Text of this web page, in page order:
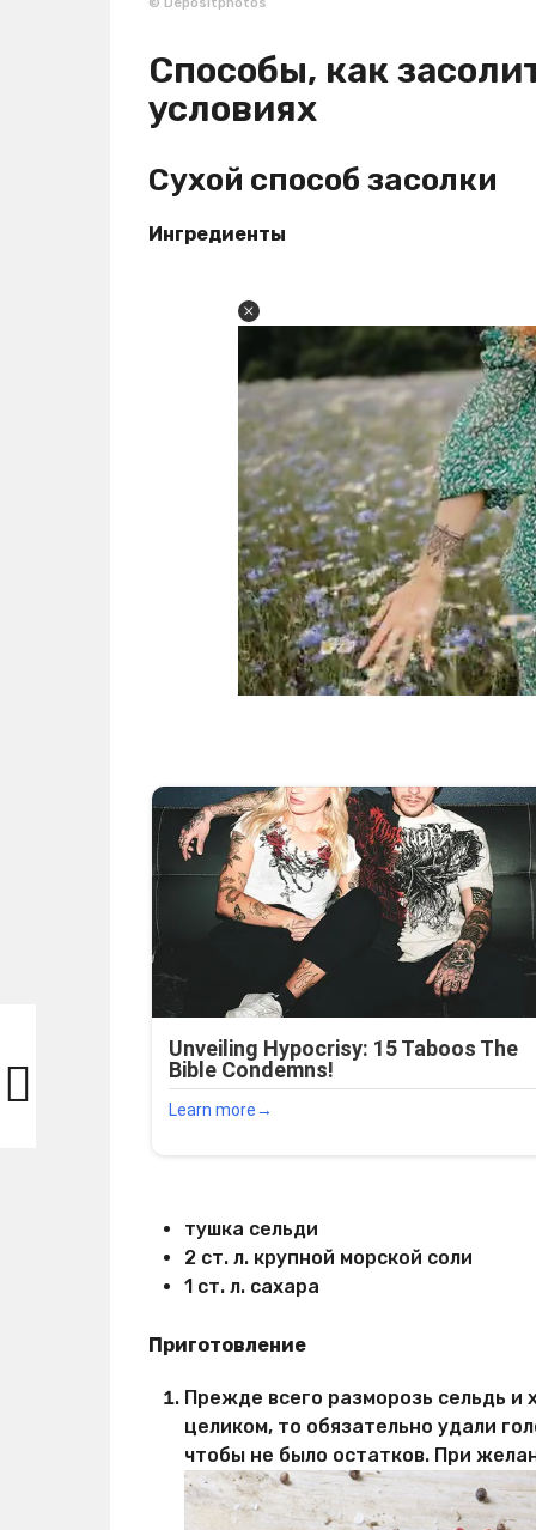
Способы, как
условиях
Сухой способ засолки
Ингредиенты
тушка сельди
2 ст. л. крупной морской соли
1 ст. л. сахара
Приготовление
Прежде всего разморозь сельдь и
целиком, то обязательно удали
чтобы не было остатков. При